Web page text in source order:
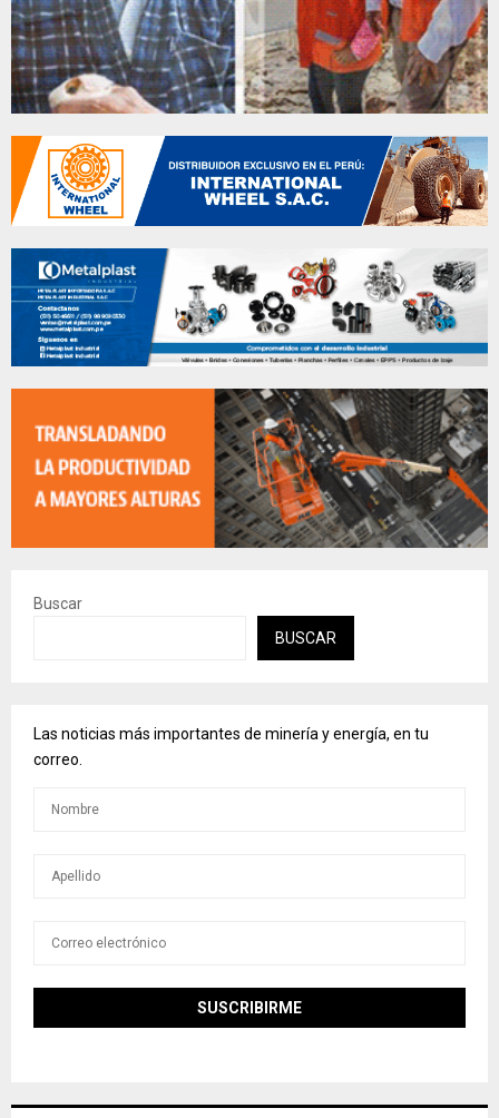
Buscar
BUSCAR
Las noticias más importantes de minería y energía, en tu
correo.